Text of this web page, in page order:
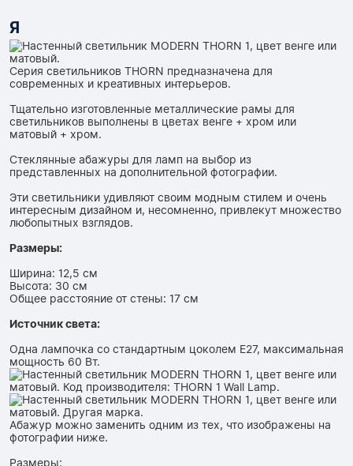
Я
Серия светильников THORN предназначена для
современных и креативных интерьеров.
Тщательно изготовленные металлические рамы для
светильников выполнены в цветах венге + хром или
матовый + хром.
Стеклянные абажуры для ламп на выбор из
представленных на дополнительной фотографии.
Эти светильники удивляют своим модным стилем и очень
интересным дизайном и, несомненно, привлекут множество
любопытных взглядов.
Размеры:
Ширина: 12,5 см
Высота: 30 см
Общее расстояние от стены: 17 см
Источник света:
Одна лампочка со стандартным цоколем E27, максимальная
мощность 60 Вт.
Абажур можно заменить одним из тех, что изображены на
фотографии ниже.
Размеры: